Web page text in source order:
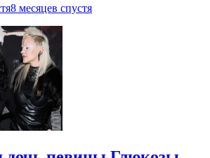
8 месяцев спустя